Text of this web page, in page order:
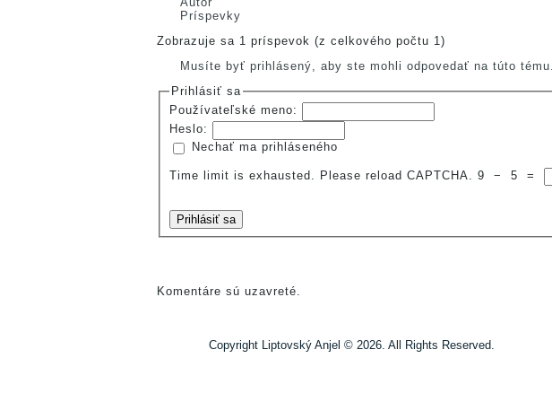
Príspevky
Zobrazuje sa 1 príspevok (z celkového počtu 1)
Musíte byť prihlásený, aby ste mohli odpovedať na túto
Prihlásiť sa
Používateľské meno:
Heslo:
Nechať ma prihláseného
Time limit is exhausted. Please reload CAPTCHA. 9 − 5 =
Prihlásiť sa
Komentáre sú uzavreté.
Copyright Liptovský Anjel © 2026. All Rights Reserved.